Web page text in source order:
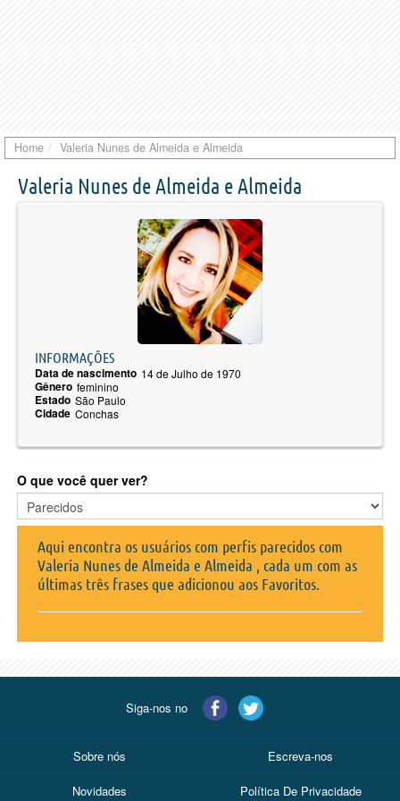
Home Valeria Nunes de Almeida e Almeida
Valeria Nunes de Almeida e Almeida
INFORMAÇÕES
Data de nascimento 14 de Julho de 1970
Gênero feminino
Estado São Paulo
Cidade Conchas
O que você quer ver?
Aqui encontra os usuários com perfis parecidos com
Valeria Nunes de Almeida e Almeida , cada um com as
últimas três frases que adicionou aos Favoritos.
Siga-nos no
Sobre nós Escreva-nos
Novidades Política De Privacidade